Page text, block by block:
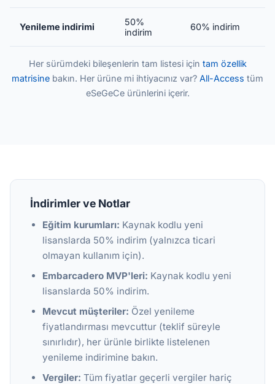
Yenileme indirimi
50%
indirim
60% indirim
Her sürümdeki bileşenlerin tam listesi için tam özellik
matrisine bakın. Her ürüne mi ihtiyacınız var? All-Access tüm
eSeGeCe ürünlerini içerir.
İndirimler ve Notlar
Eğitim kurumları: Kaynak kodlu yeni
lisanslarda 50% indirim (yalnızca ticari
olmayan kullanım için).
Embarcadero MVP'leri: Kaynak kodlu yeni
lisanslarda 50% indirim.
Mevcut müşteriler: Özel yenileme
fiyatlandırması mevcuttur (teklif süreyle
sınırlıdır), her ürünle birlikte listelenen
yenileme indirimine bakın.
Vergiler: Tüm fiyatlar geçerli vergiler hariç